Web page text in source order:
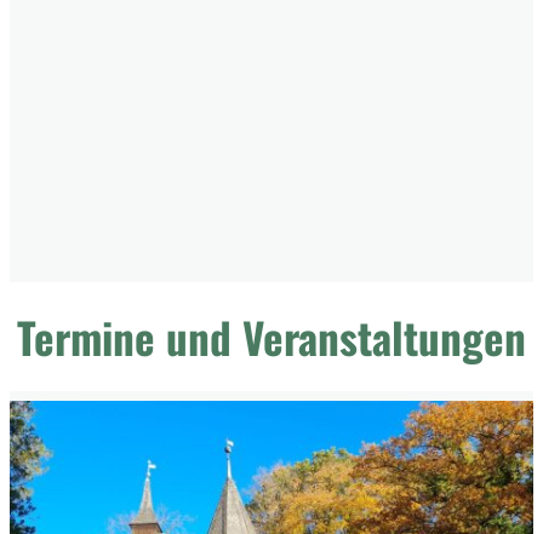
Termine und Veranstaltungen